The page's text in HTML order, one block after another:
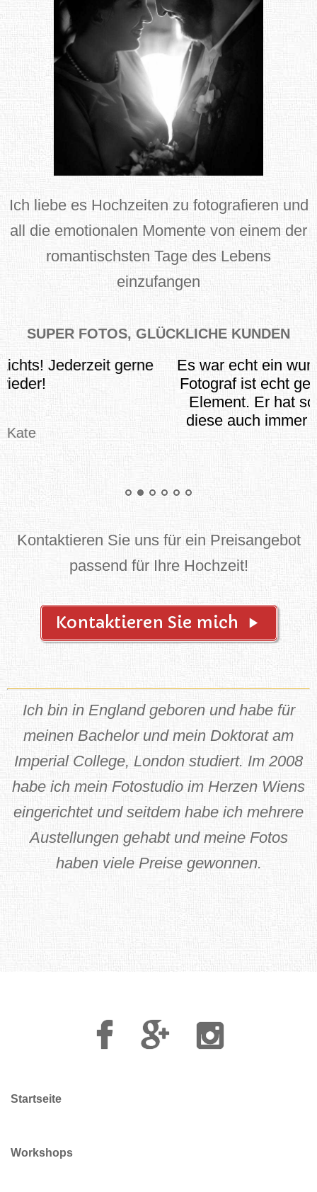
Ich liebe es Hochzeiten zu fotografieren und
all die emotionalen Momente von einem der
romantischsten Tage des Lebens
einzufangen
SUPER FOTOS, GLÜCKLICHE KUNDEN
Es war echt ein wundervolles shooting. Der
Fotograf ist echt genial und Herr in seinem
Element. Er hat so viele ideen und weiß
diese auch immer richtig umzusetzen. ;))
Kontaktieren Sie uns für ein Preisangebot
passend für Ihre Hochzeit!
Kontaktieren Sie mich
Ich bin in England geboren und habe für
meinen Bachelor und mein Doktorat am
Imperial College, London studiert. Im 2008
habe ich mein Fotostudio im Herzen Wiens
eingerichtet und seitdem habe ich mehrere
Austellungen gehabt und meine Fotos
haben viele Preise gewonnen.
Facebook
Google
Instagram